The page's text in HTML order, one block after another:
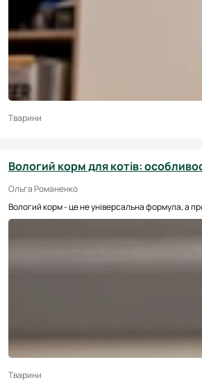
Тварини
Вологий корм для котів:
Ольга Романенко
Вологий корм - це не універсальна формула, а
Тварини